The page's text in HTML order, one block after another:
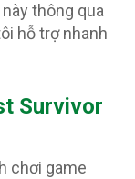
thông qua
hỗ trợ nhanh
Survivor
chơi game